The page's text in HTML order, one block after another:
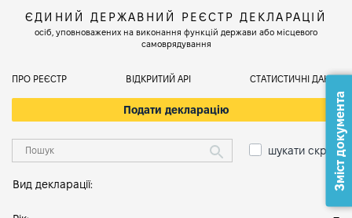
ЄДИНИЙ ДЕРЖАВНИЙ РЕЄСТР ДЕКЛАРАЦІЙ
осіб, уповноважених на виконання функцій держави або місцевого
самоврядування
ПРО РЕЄСТР ВІДКРИТИЙ АРІ СТАТИСТИЧНІ ДАНІ
Подати декларацію
шукати скрізь
Вид декларації: Зміст документа